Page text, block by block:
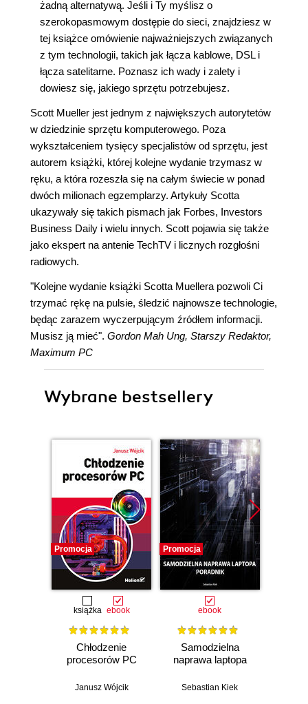
żadną alternatywą. Jeśli i Ty myślisz o
szerokopasmowym dostępie do sieci, znajdziesz w
tej książce omówienie najważniejszych związanych
z tym technologii, takich jak łącza kablowe, DSL i
łącza satelitarne. Poznasz ich wady i zalety i
dowiesz się, jakiego sprzętu potrzebujesz.
Scott Mueller jest jednym z największych autorytetów
w dziedzinie sprzętu komputerowego. Poza
wykształceniem tysięcy specjalistów od sprzętu, jest
autorem książki, której kolejne wydanie trzymasz w
ręku, a która rozeszła się na całym świecie w ponad
dwóch milionach egzemplarzy. Artykuły Scotta
ukazywały się takich pismach jak Forbes, Investors
Business Daily i wielu innych. Scott pojawia się także
jako ekspert na antenie TechTV i licznych rozgłośni
radiowych.
"Kolejne wydanie książki Scotta Muellera pozwoli Ci
trzymać rękę na pulsie, śledzić najnowsze technologie,
będąc zarazem wyczerpującym źródłem informacji.
Musisz ją mieć". Gordon Mah Ung, Starszy Redaktor,
Maximum PC
Wybrane bestsellery
Promocja
książka ebook
Chłodzenie
procesorów PC
Janusz Wójcik
Promocja
ebook
Samodzielna
naprawa laptopa
Sebastian Kiek